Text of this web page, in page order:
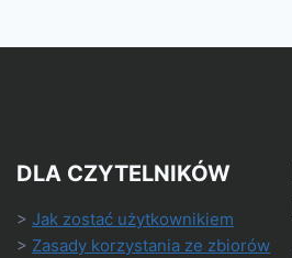
DLA CZYTELNIKÓW
>Jak zostać użytkownikiem
> Zasady korzystania ze zbiorów